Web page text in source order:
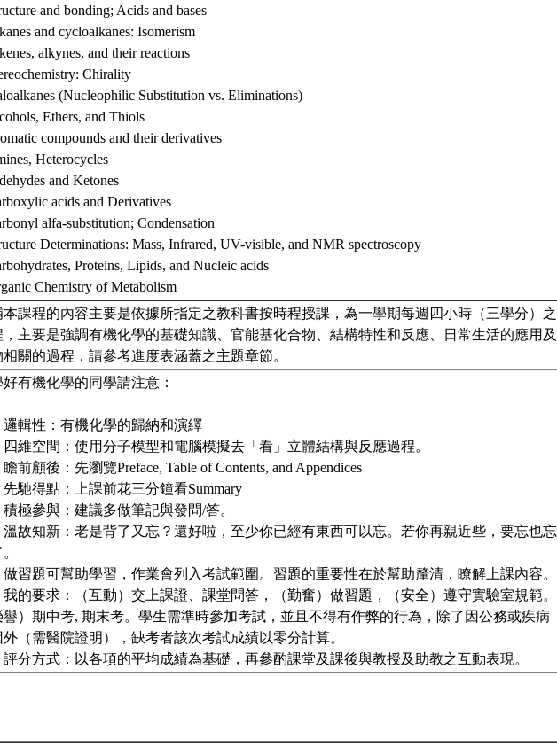
and bonding; Acids and bases
and cycloalkanes: Isomerism
alkynes, and their reactions
Chirality
(Nucleophilic Substitution vs. Eliminations)
Ethers, and Thiols
compounds and their derivatives
Heterocycles
and Ketones
acids and Derivatives
alfa-substitution; Condensation
Determinations: Mass, Infrared, UV-visible, and NMR spectroscopy
Proteins, Lipids, and Nucleic acids
Chemistry of Metabolism
本課程的內容主要是依據所指定之教科書按時程授課，為一學期每週四小時（三學分）之
，主要是強調有機化學的基礎知識、官能基化合物、結構特性和反應、日常生活的應用及
相關的過程，請參考進度表涵蓋之主題章節。
有機化學的同學請注意：
邏輯性：有機化學的歸納和演繹
四維空間：使用分子模型和電腦模擬去「看」立體結構與反應過程。
前顧後：先瀏覽Preface, Table of Contents, and Appendices
先馳得點：上課前花三分鐘看Summary
積極參與：建議多做筆記與發問/答。
溫故知新：老是背了又忘？還好啦，至少你已經有東西可以忘。若你再親近些，要忘也忘
做習題可幫助學習，作業會列入考試範圍。習題的重要性在於幫助釐清，瞭解上課內容。
我的要求：（互動）交上課證、課堂問答，（勤奮）做習題，（安全）遵守實驗室規範。
譽）期中考, 期末考。學生需準時參加考試，並且不得有作弊的行為，除了因公務或疾病
外（需醫院證明），缺考者該次考試成績以零分計算。
評分方式：以各項的平均成績為基礎，再參酌課堂及課後與教授及助教之互動表現。